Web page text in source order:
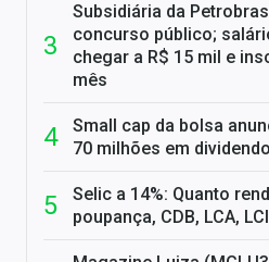
Subsidiária da
concurso público;
chegar a R$ 15 mil e
mês
Small cap da bolsa
70 milhões em
Selic a 14%: Quanto
poupança, CDB, LCA,